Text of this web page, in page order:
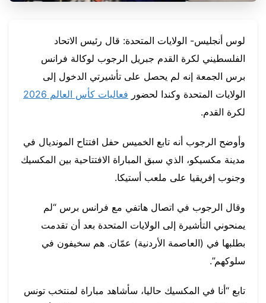
لوس أنجليس- الولايات المتحدة: قال رئيس الاتحاد
الفلسطيني لكرة القدم جبريل الرجوب لوكالة فرانس
برس الجمعة إنه لم يحصل على تأشيرتي الدخول إلى
الولايات المتحدة وكندا لحضور فعاليات كأس العالم 2026
لكرة القدم.
وأوضح الرجوب أنه تابع الخميس حفل افتتاح المونديال في
مدينة مكسيكو، الذي سبق المباراة الافتتاحية بين المكسيك
وجنوب إفريقيا على ملعب أستيكا.
وقال الرجوب في اتصال هاتفي مع فرانس برس “لم
يمنحوني التأشيرة إلى الولايات المتحدة بعد أن تقدمت
بطلبها في (العاصمة الأردنية) عمّان. هم سخيفون في
سلوكهم”.
تابع “أنا في المكسيك حاليا، سأشاهد مباراة لمنتخب تونس